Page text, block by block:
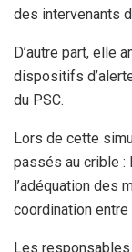
des intervenants
D’autre part, elle
dispositifs
du PSC.
Lors de cette
passés au crible :
l’adéquation des
coordination
Les